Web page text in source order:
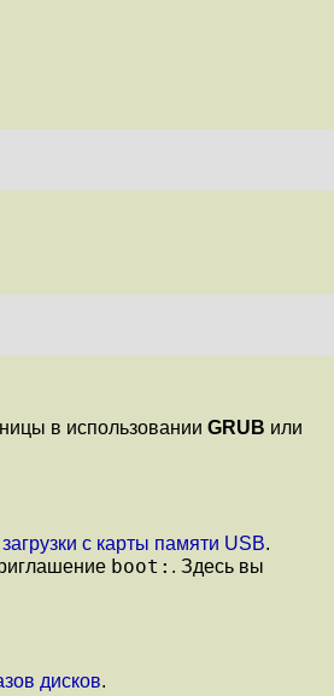
в использовании GRUB или
с карты памяти USB.
boot: . Здесь вы
дисков.